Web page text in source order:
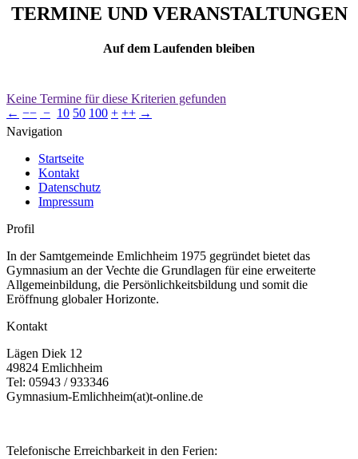
TERMINE UND VERANSTALTUNGEN
Auf dem Laufenden bleiben
Keine Termine für diese Kriterien gefunden
← −− − 10 50 100 + ++ →
Navigation
Startseite
Kontakt
Datenschutz
Impressum
Profil
In der Samtgemeinde Emlichheim 1975 gegründet bietet das
Gymnasium an der Vechte die Grundlagen für eine erweiterte
Allgemeinbildung, die Persönlichkeitsbildung und somit die
Eröffnung globaler Horizonte.
Kontakt
Lägen Diek 12
49824 Emlichheim
Tel: 05943 / 933346
Gymnasium-Emlichheim(at)t-online.de
Telefonische Erreichbarkeit in den Ferien: